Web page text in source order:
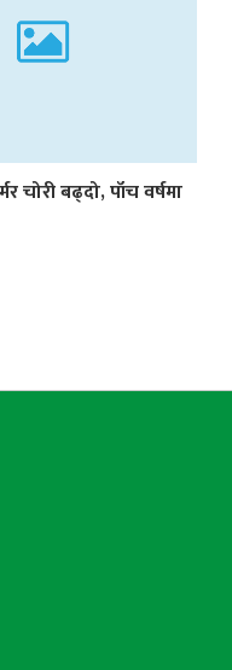
चोरी बढ्दो, पाँच वर्षमा